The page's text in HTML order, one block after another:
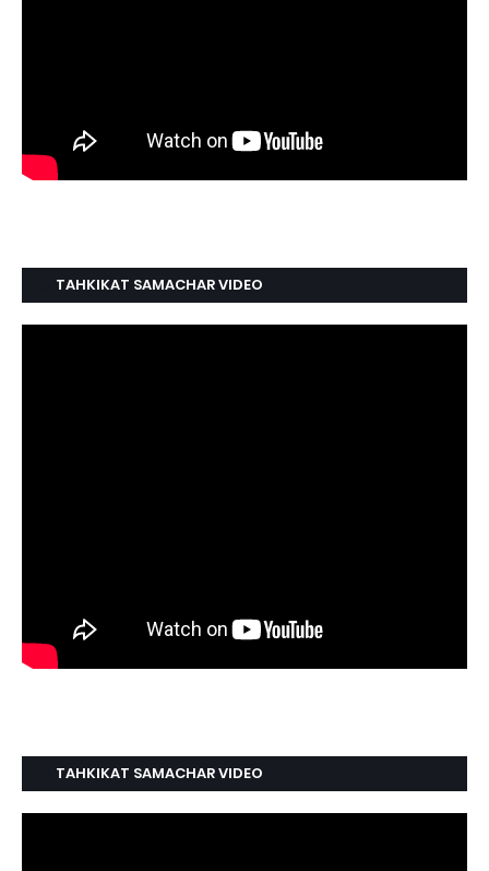
TAHKIKAT SAMACHAR VIDEO
TAHKIKAT SAMACHAR VIDEO